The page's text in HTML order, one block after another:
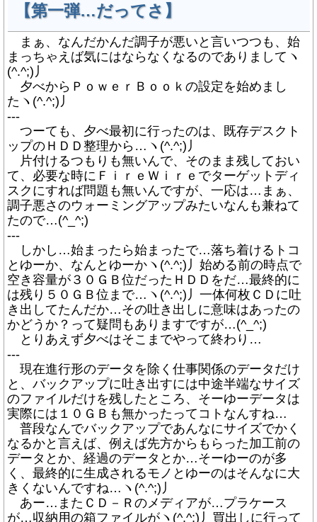
【第一弾…だってさ】
まぁ、なんだかんだ調子が悪いと言いつつも、始
まっちゃえば気にはならなくなるのでありましてヽ
(^.^;)丿
夕べからＰｏｗｅｒＢｏｏｋの設定を始めまし
たヽ(^.^;)丿
---
つーても、夕べ最初に行ったのは、既存デスクト
ップのＨＤＤ整理から…ヽ(^.^;)丿
片付けるつもりも無いんで、そのまま残しておい
て、必要な時にＦｉｒｅＷｉｒｅでターゲットディ
スクにすれば問題も無いんですが、一応は…まぁ、
調子悪さのウォーミングアップみたいなんも兼ねて
たので…(^_^;)
---
しかし…始まったら始まったで…落ち着けるトコ
とゆーか、なんとゆーかヽ(^.^;)丿始める前の時点で
空き容量が３０ＧＢ位だったＨＤＤをだ…最終的に
は残り５０ＧＢ位まで…ヽ(^.^;)丿一体何枚ＣＤに吐
き出してたんだか…その吐き出しに意味はあったの
かどうか？って疑問もありますですが…(^_^;)
とりあえず夕べはそこまでやって終わり…
---
現在進行形のデータを除く仕事関係のデータだけ
と、バックアップに吐き出すには中途半端なサイズ
のファイルだけを残したところ、そーゆーデータは
実際には１０ＧＢも無かったってコトなんすね…
普段なんでバックアップであんなにサイズでかく
なるかと言えば、例えば先方からもらった加工前の
データとか、経過のデータとか…そーゆーのが多
く、最終的に生成されるモノとゆーのはそんなに大
きくないんですね…ヽ(^.^;)丿
あー…またＣＤ－Ｒのメディアが…プラケース
が…収納用の箱ファイルがヽ(^.^;)丿買出しに行って